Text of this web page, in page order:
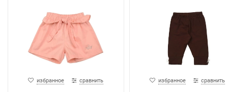
избранное сравнить избранное сравнить